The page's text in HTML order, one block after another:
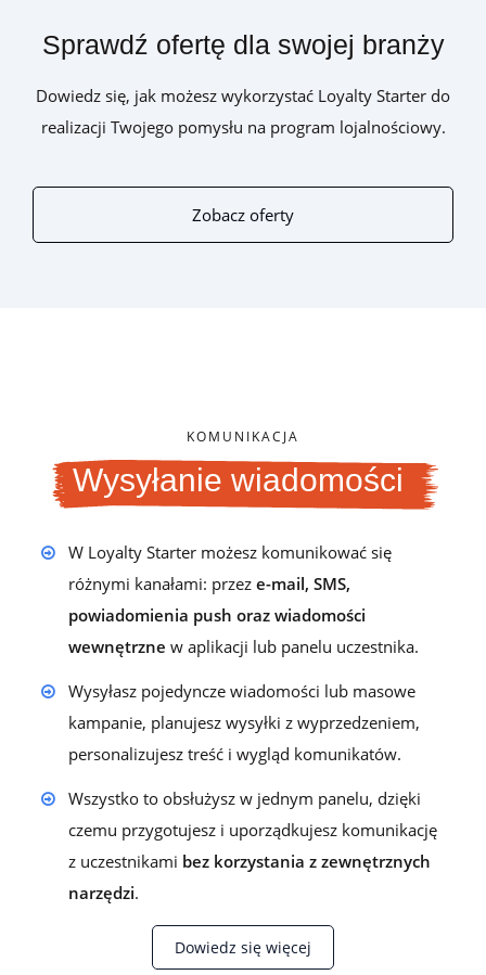
Sprawdź ofertę dla swojej branży
Dowiedz się, jak możesz wykorzystać Loyalty Starter do
realizacji Twojego pomysłu na program lojalnościowy.
Zobacz oferty
KOMUNIKACJA
Wysyłanie wiadomości
W Loyalty Starter możesz komunikować się
różnymi kanałami: przez e-mail, SMS,
powiadomienia push oraz wiadomości
wewnętrzne w aplikacji lub panelu uczestnika.
Wysyłasz pojedyncze wiadomości lub masowe
kampanie, planujesz wysyłki z wyprzedzeniem,
personalizujesz treść i wygląd komunikatów.
Wszystko to obsłużysz w jednym panelu, dzięki
czemu przygotujesz i uporządkujesz komunikację
z uczestnikami bez korzystania z zewnętrznych
narzędzi.
Dowiedz się więcej